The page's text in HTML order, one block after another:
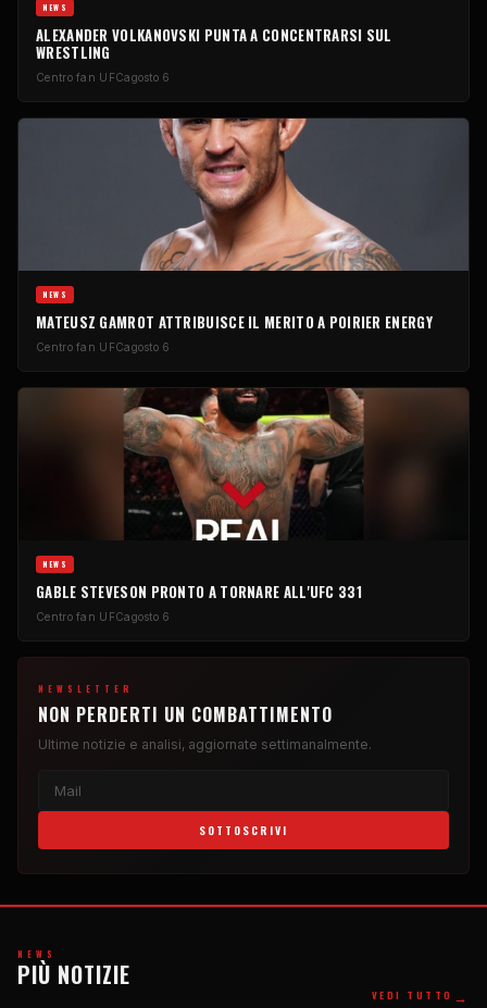
NEWS
ALEXANDER VOLKANOVSKI PUNTA A CONCENTRARSI SUL
WRESTLING
Centro fan UFCagosto 6
NEWS
MATEUSZ GAMROT ATTRIBUISCE IL MERITO A POIRIER ENERGY
Centro fan UFCagosto 6
NEWS
GABLE STEVESON PRONTO A TORNARE ALL'UFC 331
Centro fan UFCagosto 6
NEWSLETTER
NON PERDERTI UN COMBATTIMENTO
Ultime notizie e analisi, aggiornate settimanalmente.
SOTTOSCRIVI
NEWS
PIÙ NOTIZIE
VEDI TUTTO →